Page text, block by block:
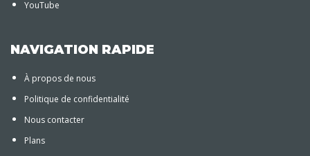
YouTube
NAVIGATION RAPIDE
À propos de nous
Politique de confidentialité
Nous contacter
Plans